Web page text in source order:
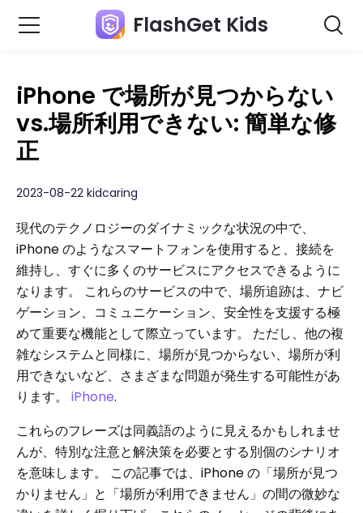
FlashGet Kids
iPhone で場所が見つからない
vs.場所利用できない: 簡単な修
正
2023-08-22 kidcaring
現代のテクノロジーのダイナミックな状況の中で、
iPhone のようなスマートフォンを使用すると、接続を
維持し、すぐに多くのサービスにアクセスできるように
なります。 これらのサービスの中で、場所追跡は、ナビ
ゲーション、コミュニケーション、安全性を支援する極
めて重要な機能として際立っています。 ただし、他の複
雑なシステムと同様に、場所が見つからない、場所が利
用できないなど、さまざまな問題が発生する可能性があ
ります。 iPhone.
これらのフレーズは同義語のように見えるかもしれませ
んが、特別な注意と解決策を必要とする別個のシナリオ
を意味します。 この記事では、iPhone の「場所が見つ
かりません」と「場所が利用できません」の間の微妙な